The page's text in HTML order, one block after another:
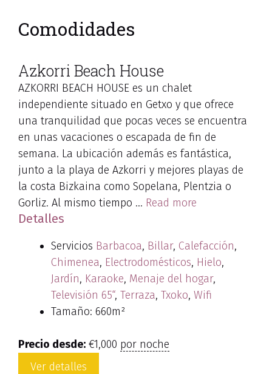
Comodidades
Azkorri Beach House
AZKORRI BEACH HOUSE es un chalet
independiente situado en Getxo y que ofrece
una tranquilidad que pocas veces se encuentra
en unas vacaciones o escapada de fin de
semana. La ubicación además es fantástica,
junto a la playa de Azkorri y mejores playas de
la costa Bizkaina como Sopelana, Plentzia o
Gorliz. Al mismo tiempo … Read more
Detalles
Servicios Barbacoa, Billar, Calefacción,
Chimenea, Electrodomésticos, Hielo,
Jardín, Karaoke, Menaje del hogar,
Televisión 65“, Terraza, Txoko, Wifi
Tamaño: 660m²
Precio desde: €1,000 por noche
Ver detalles